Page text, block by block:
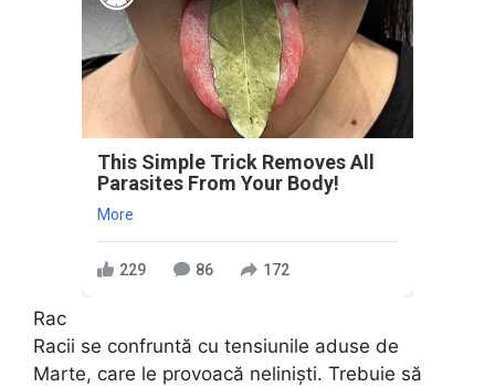
This Simple Trick Removes All
Parasites From Your Body!
More
229 86 172
Rac
Racii se confruntă cu tensiunile aduse de
Marte, care le provoacă neliniști. Trebuie să